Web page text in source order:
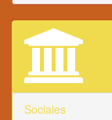
Sociales